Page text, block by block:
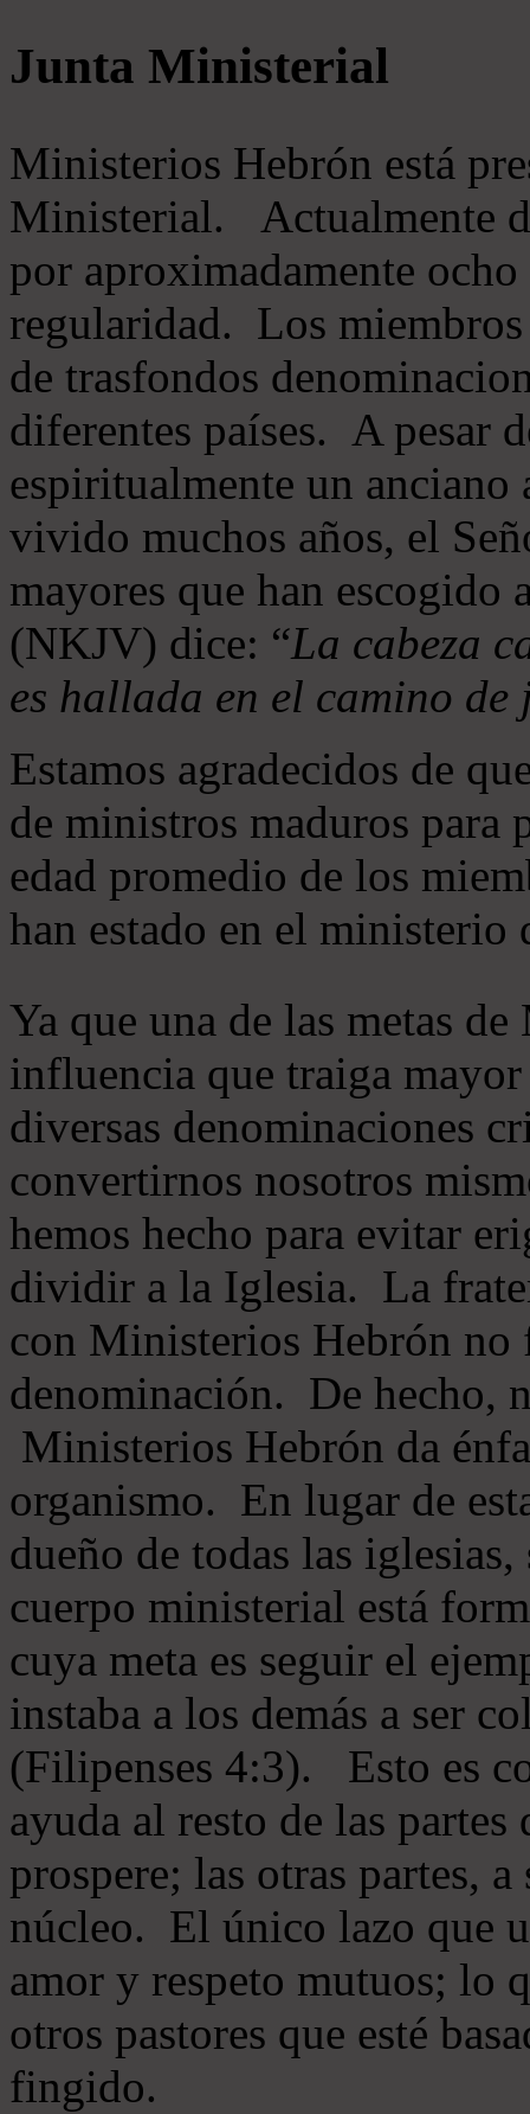
Junta Ministerial
Ministerios Hebrón está
Ministerial. Actualmente
por aproximadamente
regularidad. Los
de trasfondos
diferentes países. A pesar
espiritualmente un
vivido muchos años, el
mayores que han
(NKJV) dice: “La cabeza
es hallada en el camino de
Estamos agradecidos de
de ministros maduros
edad promedio de los
han estado en el ministerio
Ya que una de las metas
influencia que traiga
diversas denominaciones
convertirnos nosotros
hemos hecho para evitar
dividir a la Iglesia. La
con Ministerios Hebrón no
denominación. De hecho,
Ministerios Hebrón da
organismo. En lugar de
dueño de todas las
cuerpo ministerial está
cuya meta es seguir el
instaba a los demás a ser
(Filipenses 4:3). Esto es
ayuda al resto de las
prospere; las otras partes,
núcleo. El único lazo que
amor y respeto mutuos; lo
otros pastores que esté
fingido.